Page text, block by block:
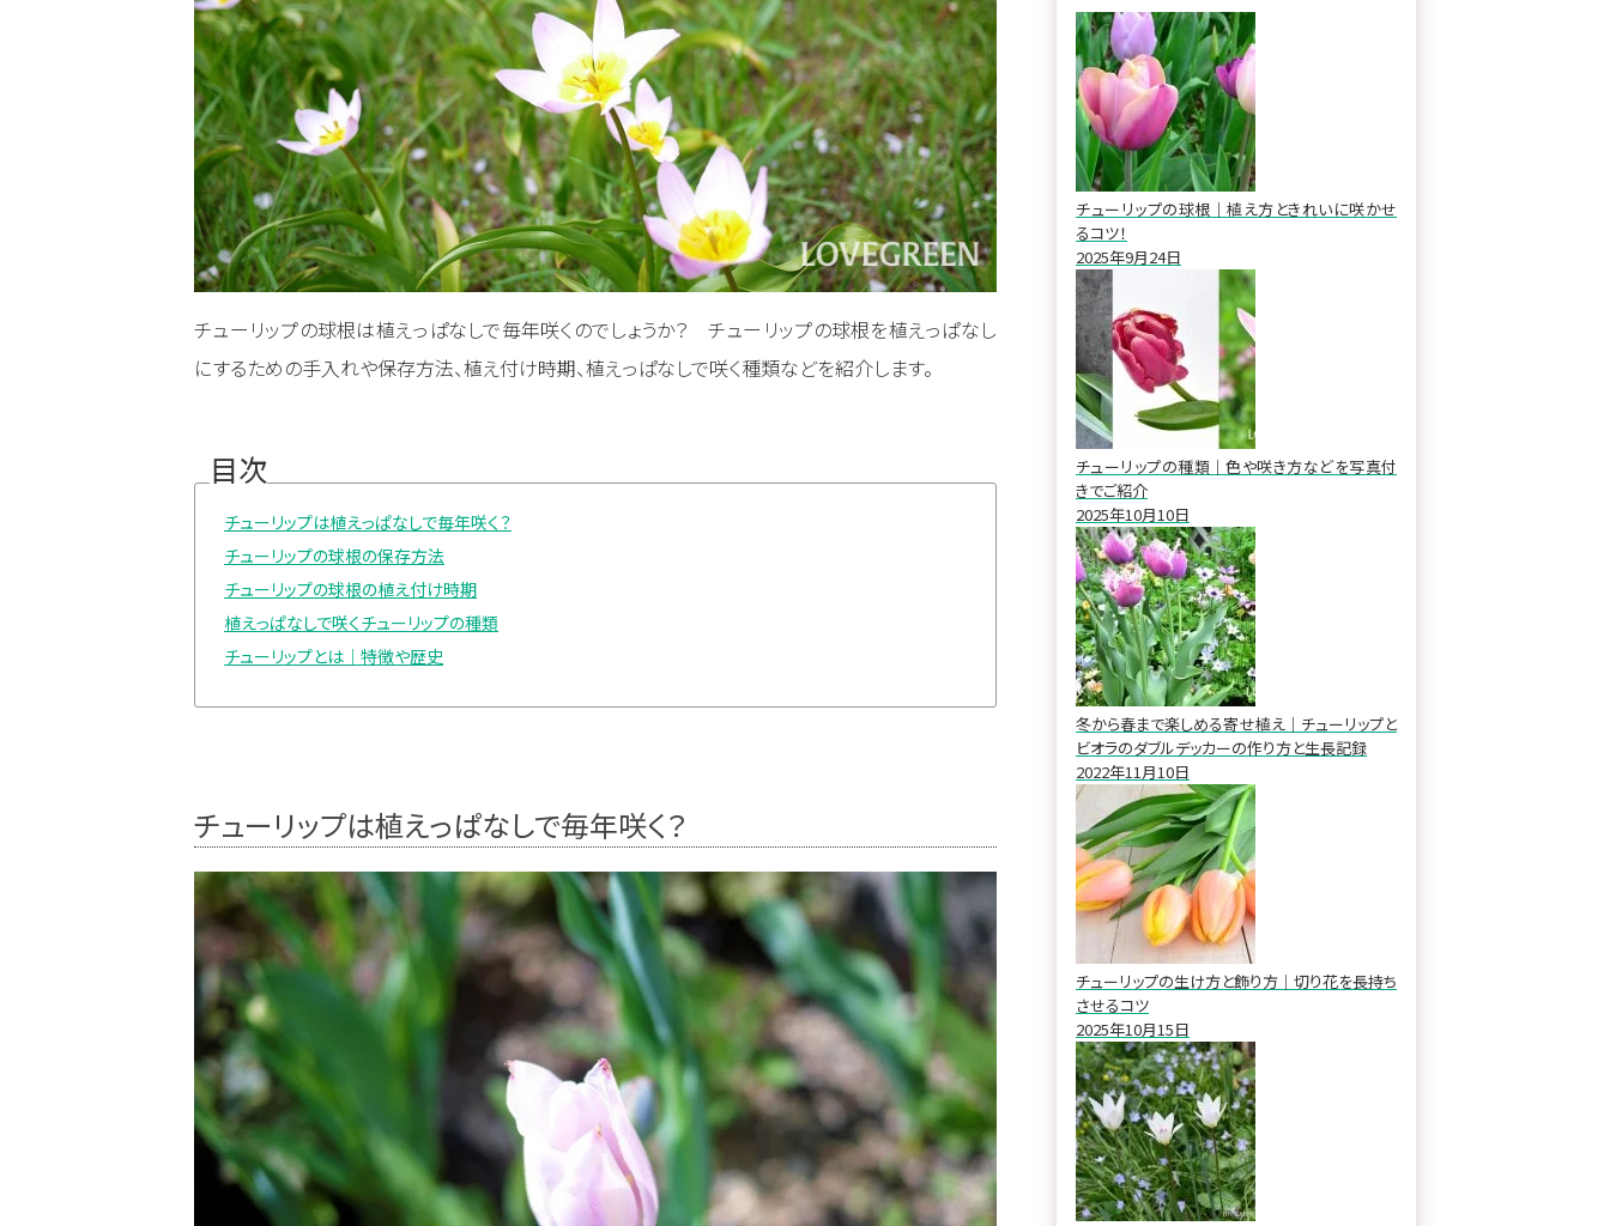
チューリップの球根は植えっぱなしで毎年咲くのでしょうか？ チューリップの球根を植えっぱなし
にするための手入れや保存方法、植え付け時期、植えっぱなしで咲く種類などを紹介します。
目次
チューリップは植えっぱなしで毎年咲く？
チューリップの球根の保存方法
チューリップの球根の植え付け時期
植えっぱなしで咲くチューリップの種類
チューリップとは｜特徴や歴史
チューリップは植えっぱなしで毎年咲く？
チューリップの球根｜植え方ときれいに咲かせ
るコツ！
2025年9月24日
チューリップの種類｜色や咲き方などを写真付
きでご紹介
2025年10月10日
冬から春まで楽しめる寄せ植え｜チューリップと
ビオラのダブルデッカーの作り方と生長記録
2022年11月10日
チューリップの生け方と飾り方｜切り花を長持ち
させるコツ
2025年10月15日